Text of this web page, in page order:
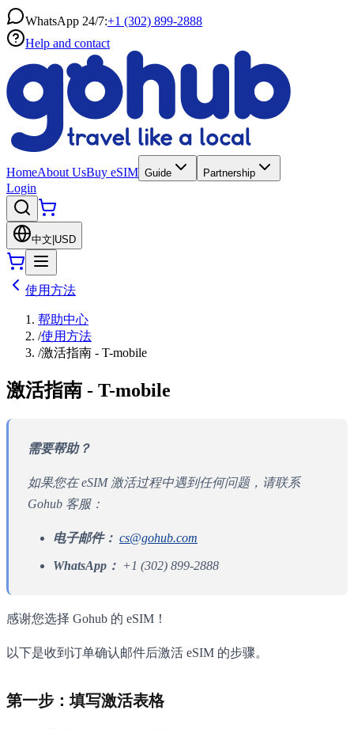
WhatsApp 24/7:+1 (302) 899-2888
Help and contact
HomeAbout UsBuy eSIM Guide Partnership
Login
中文 USD
使用方法
帮助中心
/使用方法
/激活指南 - T-mobile
激活指南 - T-mobile
需要帮助？
如果您在 eSIM 激活过程中遇到任何问题，请联系
Gohub 客服：
电子邮件： cs@gohub.com
WhatsApp： +1 (302) 899-2888
感谢您选择 Gohub 的 eSIM！
以下是收到订单确认邮件后激活 eSIM 的步骤。
第一步：填写激活表格